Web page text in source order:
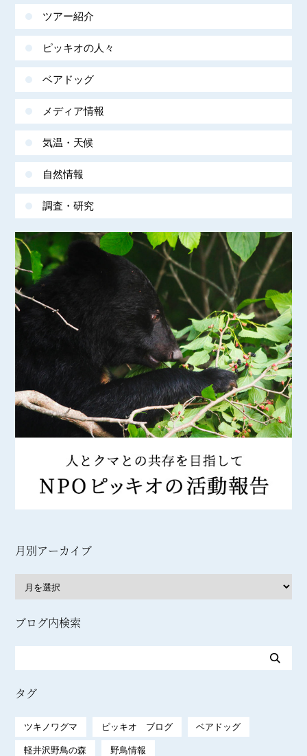
ツアー紹介
ピッキオの人々
ベアドッグ
メディア情報
気温・天候
自然情報
調査・研究
月別アーカイブ
ブログ内検索
タグ
ツキノワグマ ピッキオ ブログ ベアドッグ
軽井沢野鳥の森 野鳥情報